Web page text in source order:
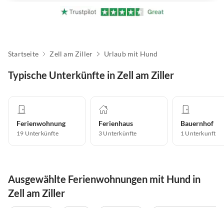
Startseite Zell am Ziller Urlaub mit Hund
Typische Unterkünfte in Zell am Ziller
Ferienwohnung
19 Unterkünfte
Ferienhaus
3 Unterkünfte
Bauernhof
1 Unterkunft
Ausgewählte Ferienwohnungen mit Hund in
Zell am Ziller